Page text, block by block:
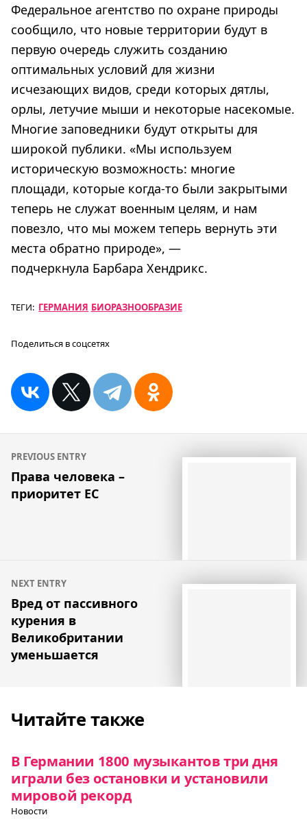
Федеральное агентство по охране природы
сообщило, что новые территории будут в
первую очередь служить созданию
оптимальных условий для жизни
исчезающих видов, среди которых дятлы,
орлы, летучие мыши и некоторые насекомые.
Многие заповедники будут открыты для
широкой публики. «Мы используем
историческую возможность: многие
площади, которые когда-то были закрытыми
теперь не служат военным целям, и нам
повезло, что мы можем теперь вернуть эти
места обратно природе», —
подчеркнула Барбара Хендрикс.
ТЕГИ: ГЕРМАНИЯ БИОРАЗНООБРАЗИЕ
Поделиться в соцсетях
Навигация
по
записям
PREVIOUS ENTRY
Права человека –
приоритет ЕС
NEXT ENTRY
Вред от пассивного
курения в
Великобритании
уменьшается
Читайте также
В Германии 1800 музыкантов три дня
играли без остановки и установили
мировой рекорд
Новости